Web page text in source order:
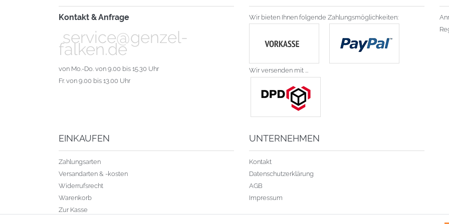
Kontakt & Anfrage
service@genzel-
falken.de
von Mo.-Do. von 9.00 bis 15.30 Uhr
Fr. von 9.00 bis 13.00 Uhr
Wir bieten Ihnen folgende Zahlungsmöglichkeiten:
Wir versenden mit ...
EINKAUFEN
Zahlungsarten
Versandarten & -kosten
Widerrufsrecht
Warenkorb
Zur Kasse
UNTERNEHMEN
Kontakt
Datenschutzerklärung
AGB
Impressum